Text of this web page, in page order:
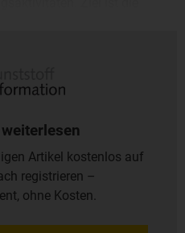
Artikel kostenlos auf
registrieren –
ohne Kosten.